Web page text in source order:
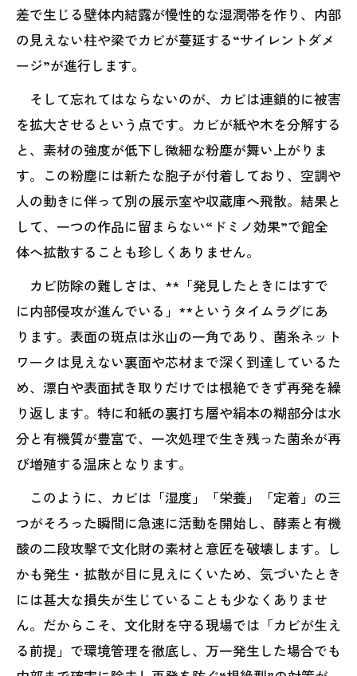
差で生じる壁体内結露が慢性的な湿潤帯を作り、内部
の見えない柱や梁でカビが蔓延する“サイレントダメ
ージ”が進行します。
そして忘れてはならないのが、カビは連鎖的に被害
を拡大させるという点です。カビが紙や木を分解する
と、素材の強度が低下し微細な粉塵が舞い上がりま
す。この粉塵には新たな胞子が付着しており、空調や
人の動きに伴って別の展示室や収蔵庫へ飛散。結果と
して、一つの作品に留まらない“ドミノ効果”で館全
体へ拡散することも珍しくありません。
カビ防除の難しさは、**「発見したときにはすで
に内部侵攻が進んでいる」**というタイムラグにあ
ります。表面の斑点は氷山の一角であり、菌糸ネット
ワークは見えない裏面や芯材まで深く到達しているた
め、漂白や表面拭き取りだけでは根絶できず再発を繰
り返します。特に和紙の裏打ち層や絹本の糊部分は水
分と有機質が豊富で、一次処理で生き残った菌糸が再
び増殖する温床となります。
このように、カビは「湿度」「栄養」「定着」の三
つがそろった瞬間に急速に活動を開始し、酵素と有機
酸の二段攻撃で文化財の素材と意匠を破壊します。し
かも発生・拡散が目に見えにくいため、気づいたとき
には甚大な損失が生じていることも少なくありませ
ん。だからこそ、文化財を守る現場では「カビが生え
る前提」で環境管理を徹底し、万一発生した場合でも